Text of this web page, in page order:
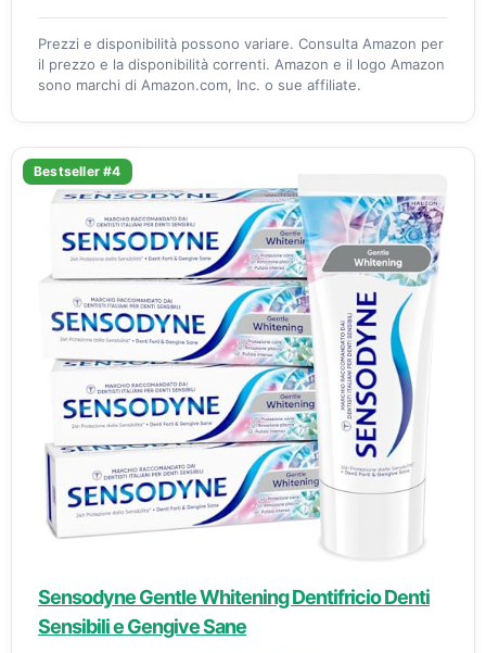
Prezzi e disponibilità possono variare. Consulta Amazon per
il prezzo e la disponibilità correnti. Amazon e il logo Amazon
sono marchi di Amazon.com, Inc. o sue affiliate.
Bestseller #4
Sensodyne Gentle Whitening Dentifricio Denti
Sensibili e Gengive Sane